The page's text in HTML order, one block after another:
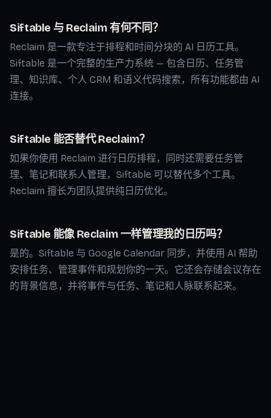
Siftable 与 Reclaim 有何不同？
Reclaim 是一款专注于排程和时间分块的 AI 日历工具。
Siftable 是一个完整的生产力系统 — 包含日历、任务管
理、知识库、个人 CRM 和语义代码搜索，所有功能都由 AI
连接。
Siftable 能否替代 Reclaim？
如果你使用 Reclaim 进行日历排程，同时还需要任务管
理、笔记和联系人管理，Siftable 可以替代多个工具。
Reclaim 擅长为团队提供纯日历优化。
Siftable 能像 Reclaim 一样管理我的日历吗？
是的。Siftable 与 Google Calendar 同步，并使用 AI 帮助
安排任务、管理事件和规划你的一天。它还会存储会议存在
的背景信息，并将事件与任务、笔记和人脉联系起来。